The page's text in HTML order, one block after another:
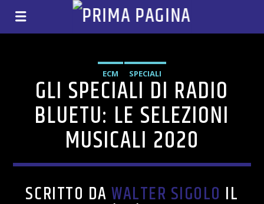
ECM SPECIALI
GLI SPECIALI DI RADIO
BLUETU: LE SELEZIONI
MUSICALI 2020
SCRITTO DAWALTER SIGOLO IL